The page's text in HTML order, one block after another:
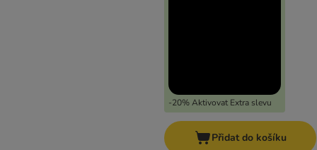
-20% Aktivovat Extra slevu
Přidat do košíku